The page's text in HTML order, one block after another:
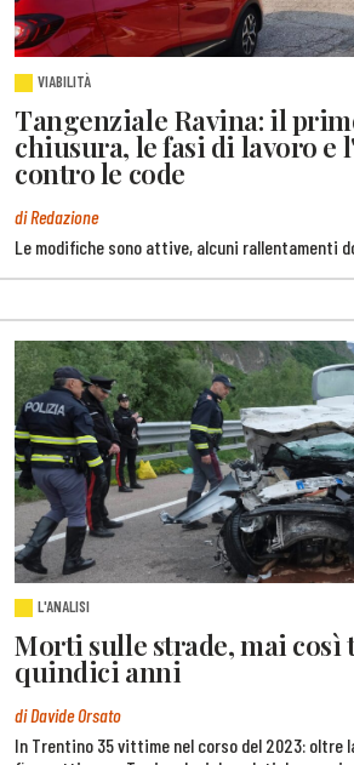
VIABILITÀ
Tangenziale Ravina: il
chiusura, le fasi di lavoro e
contro le code
di Redazione
Le modifiche sono attive, alcuni rallentamenti
L'ANALISI
Morti sulle strade, mai così
quindici anni
di Davide Orsato
In Trentino 35 vittime nel corso del 2023: oltre